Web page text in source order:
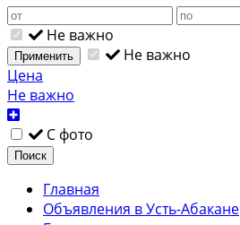
Не важно
Применить
Не важно
Цена
Не важно
С фото
Поиск
Главная
Объявления в Усть-Абакане